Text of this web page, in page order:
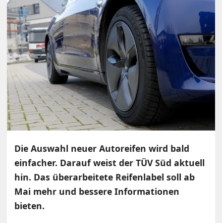
Die Auswahl neuer Autoreifen wird bald
einfacher. Darauf weist der TÜV Süd aktuell
hin. Das überarbeitete Reifenlabel soll ab
Mai mehr und bessere Informationen
bieten.